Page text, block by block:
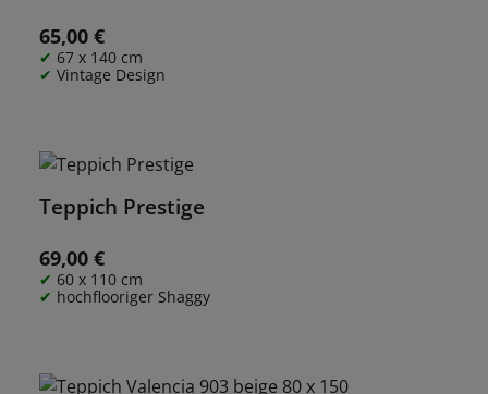
Regulärer Preis:
65,00 €
67 x 140 cm
Vintage Design
Teppich Prestige
Regulärer Preis:
69,00 €
60 x 110 cm
hochflooriger Shaggy